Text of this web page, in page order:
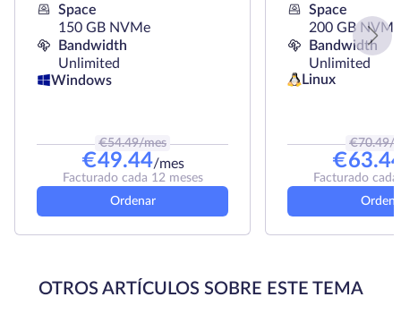
Space
150 GB NVMe
Bandwidth
Unlimited
Windows
€54.49/mes
€49.44/mes
Facturado cada 12 meses
Ordenar
Space
200 GB NVMe
Bandwidth
Unlimited
Linux
€70.49/
€
Facturado
OTROS ARTÍCULOS SOBRE ESTE TEMA